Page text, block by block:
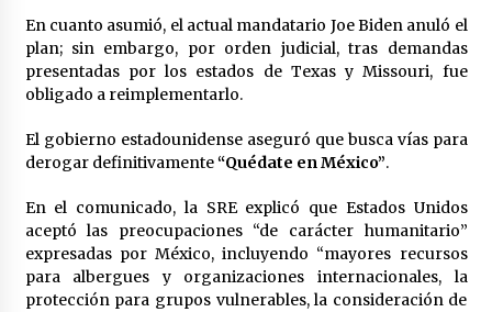
En cuanto asumió, el actual mandatario Joe Biden anuló el
plan; sin embargo, por orden judicial, tras demandas
presentadas por los estados de Texas y Missouri, fue
obligado a reimplementarlo.
El gobierno estadounidense aseguró que busca vías para
derogar definitivamente“Quédate en México”.
En el comunicado, la SRE explicó que Estados Unidos
aceptó las preocupaciones “de carácter humanitario”
expresadas por México, incluyendo “mayores recursos
para albergues y organizaciones internacionales, la
protección para grupos vulnerables, la consideración de